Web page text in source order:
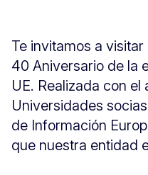
Te invitamos a
40 Aniversario de la
UE. Realizada con el
Universidades
de Información
que nuestra entidad